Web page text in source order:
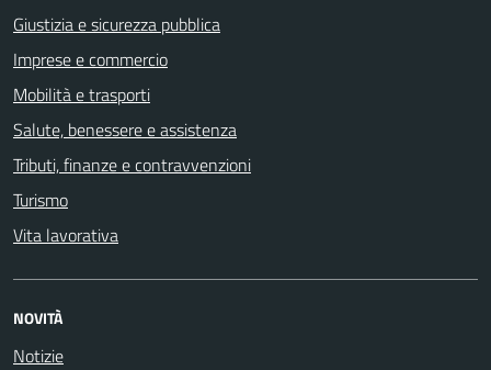
Giustizia e sicurezza pubblica
Imprese e commercio
Mobilità e trasporti
Salute, benessere e assistenza
Tributi, finanze e contravvenzioni
Turismo
Vita lavorativa
NOVITÀ
Notizie